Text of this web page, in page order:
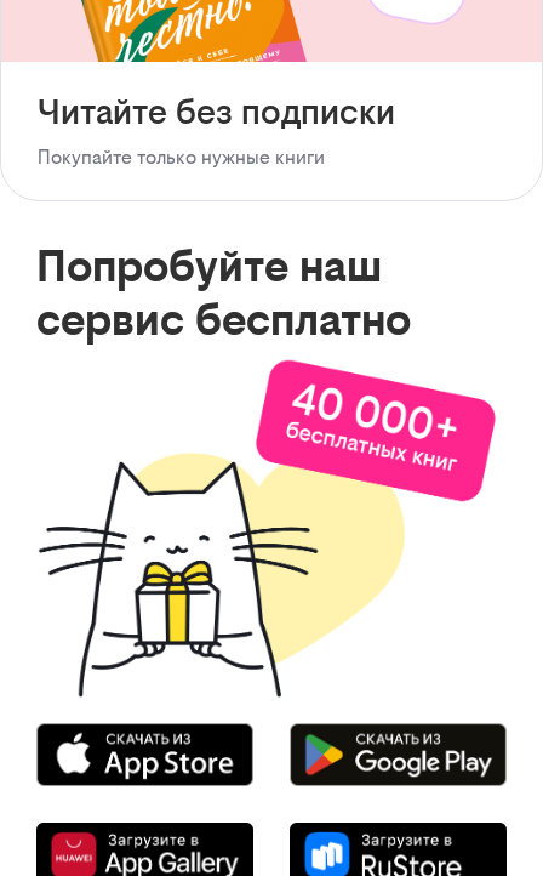
Читайте без подписки
Покупайте только нужные книги
Попробуйте наш
сервис бесплатно